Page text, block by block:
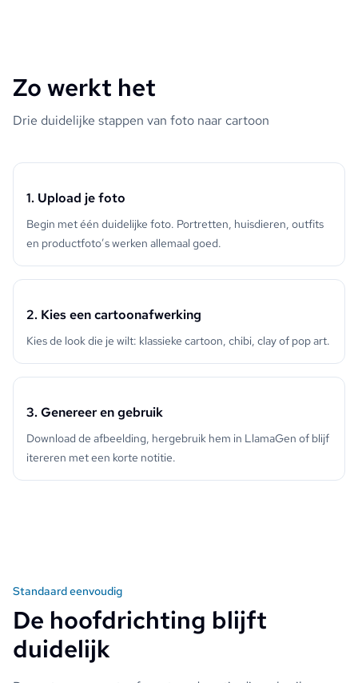
Zo werkt het
Drie duidelijke stappen van foto naar cartoon
1. Upload je foto
Begin met één duidelijke foto. Portretten, huisdieren, outfits
en productfoto’s werken allemaal goed.
2. Kies een cartoonafwerking
Kies de look die je wilt: klassieke cartoon, chibi, clay of pop art.
3. Genereer en gebruik
Download de afbeelding, hergebruik hem in LlamaGen of blijf
itereren met een korte notitie.
Standaard eenvoudig
De hoofdrichting blijft
duidelijk